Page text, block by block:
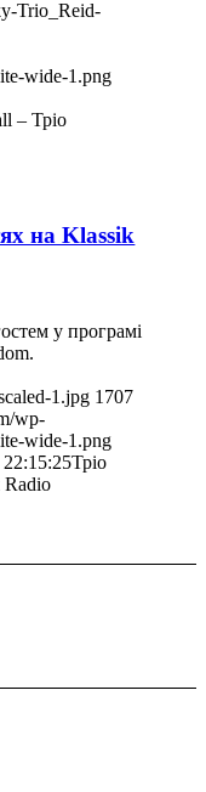
Trio_Reid-
wide-1.png
– Тріо
на Klassik
у програмі
1.jpg 1707
wp-
wide-1.png
Тріо
Radio